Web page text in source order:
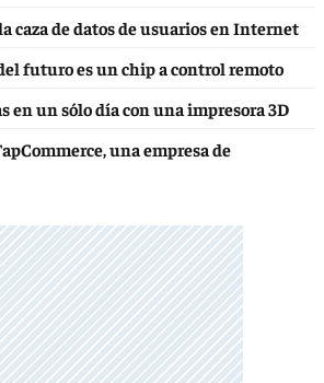
caza de datos de usuarios en Internet
futuro es un chip a control remoto
en un sólo día con una impresora 3D
una empresa de